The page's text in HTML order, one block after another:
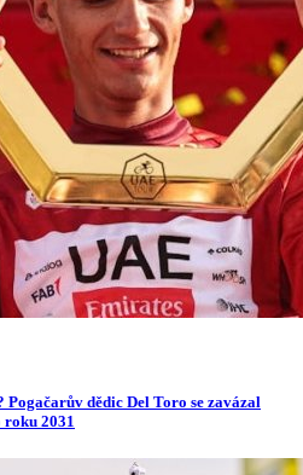
dědic Del Toro se zavázal
roku 2031